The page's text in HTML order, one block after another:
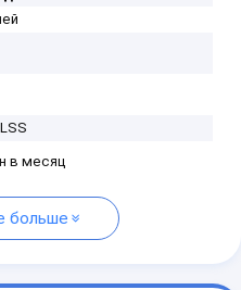
в месяц
больше